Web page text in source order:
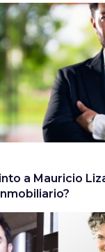
a Mauricio